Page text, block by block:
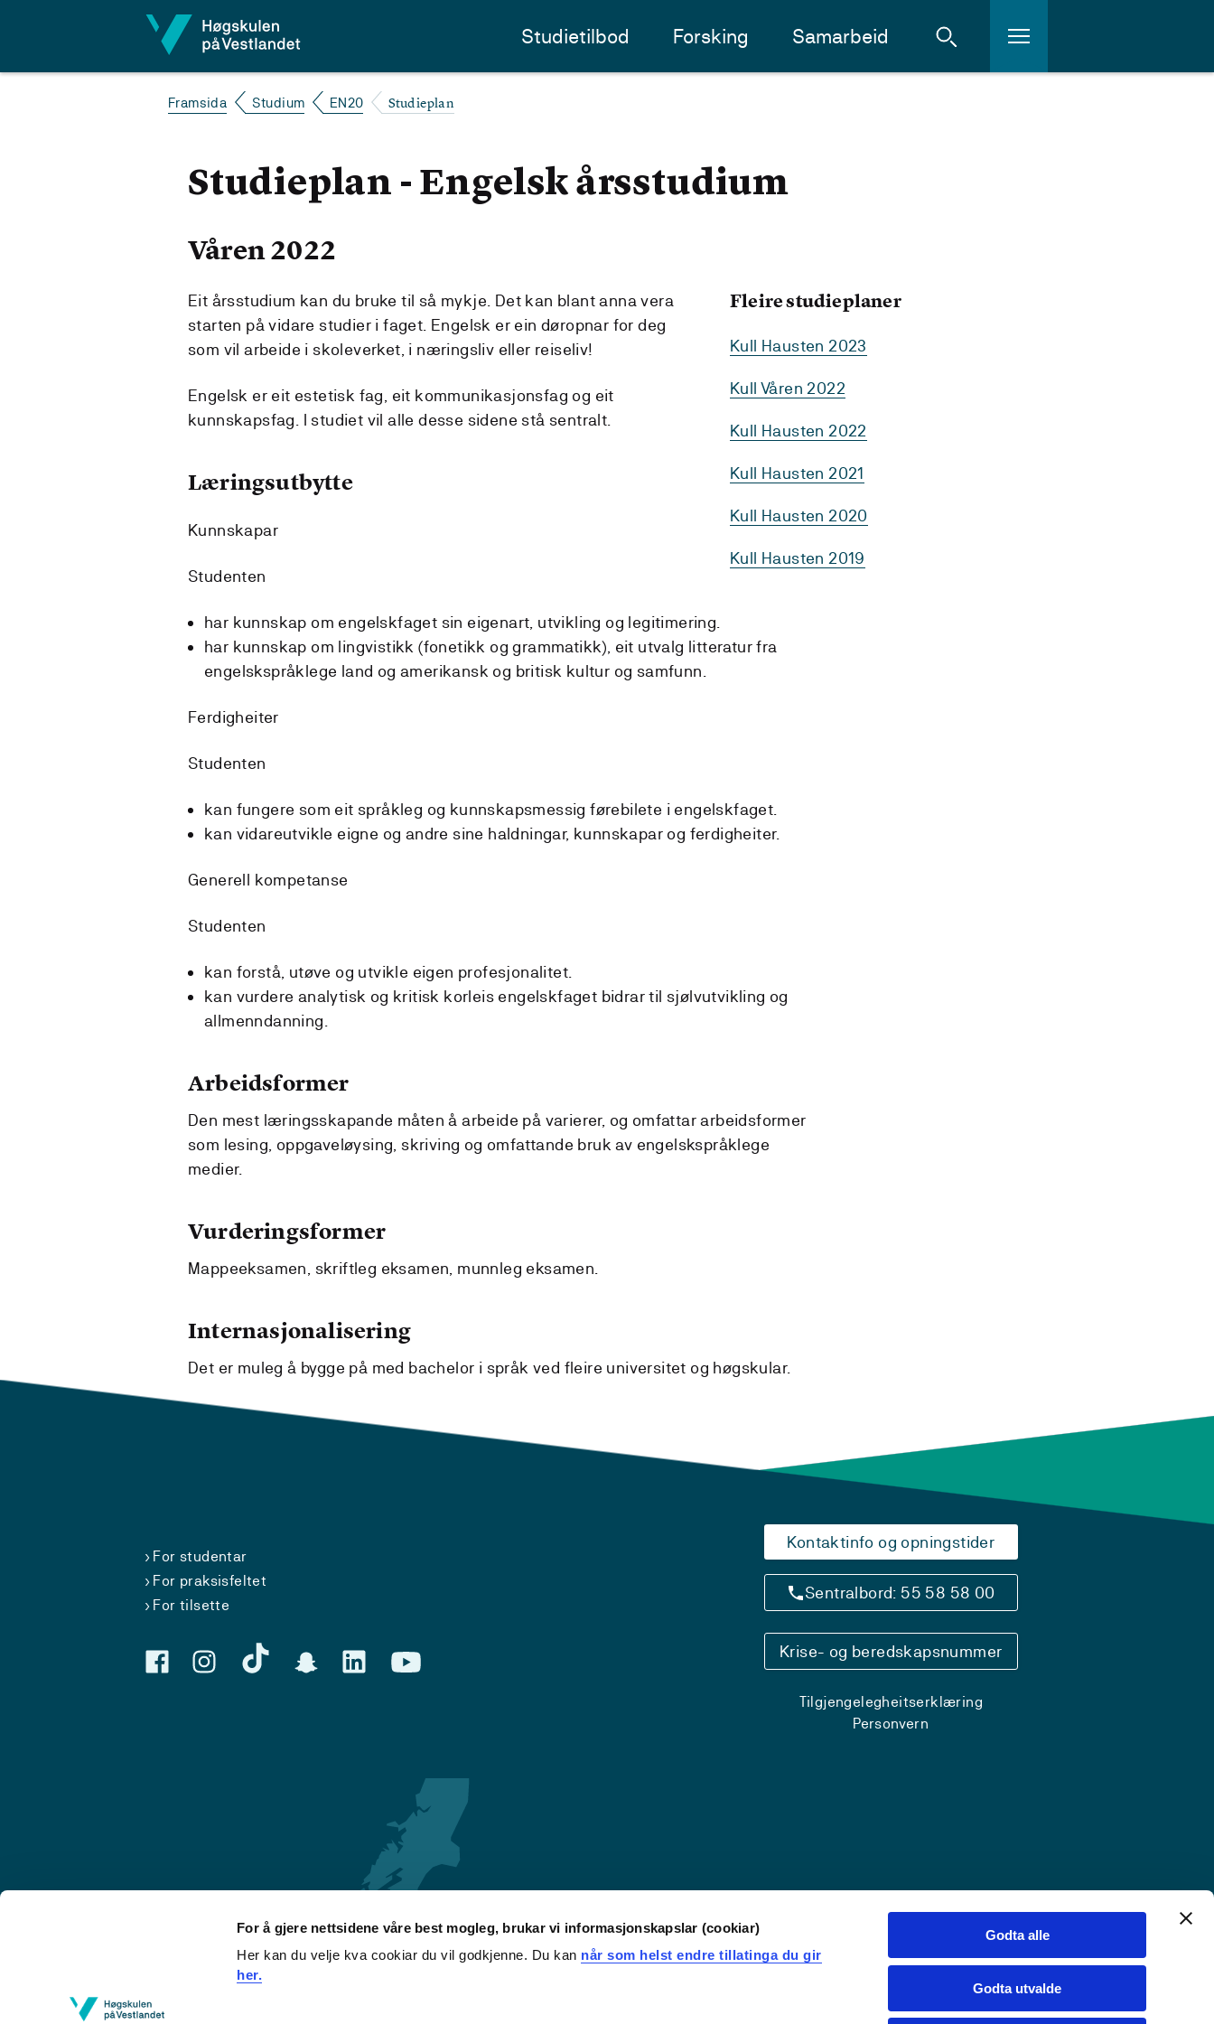
For å gjere nettsidene våre best mogleg, brukar vi informasjonskapslar (cookiar)
Her kan du velje kva cookiar du vil godkjenne. Du kan når som helst endre tillatinga du gir
her.
Godta alle
Godta utvalde
Studietilbod Forsking Samarbeid
Framsida Studium EN20 Studieplan
Studieplan - Engelsk årsstudium
Våren 2022
Fleire studieplaner
Kull Hausten 2023
Kull Våren 2022
Kull Hausten 2022
Kull Hausten 2021
Kull Hausten 2020
Kull Hausten 2019
Eit årsstudium kan du bruke til så mykje. Det kan blant anna vera
starten på vidare studier i faget. Engelsk er ein døropnar for deg
som vil arbeide i skoleverket, i næringsliv eller reiseliv!
Engelsk er eit estetisk fag, eit kommunikasjonsfag og eit
kunnskapsfag. I studiet vil alle desse sidene stå sentralt.
Læringsutbytte
Kunnskapar
Studenten
har kunnskap om engelskfaget sin eigenart, utvikling og legitimering.
har kunnskap om lingvistikk (fonetikk og grammatikk), eit utvalg litteratur fra
engelskspråklege land og amerikansk og britisk kultur og samfunn.
Ferdigheiter
Studenten
kan fungere som eit språkleg og kunnskapsmessig førebilete i engelskfaget.
kan vidareutvikle eigne og andre sine haldningar, kunnskapar og ferdigheiter.
Generell kompetanse
Studenten
kan forstå, utøve og utvikle eigen profesjonalitet.
kan vurdere analytisk og kritisk korleis engelskfaget bidrar til sjølvutvikling og
allmenndanning.
Arbeidsformer
Den mest læringsskapande måten å arbeide på varierer, og omfattar arbeidsformer
som lesing, oppgaveløysing, skriving og omfattande bruk av engelskspråklege
medier.
Vurderingsformer
Mappeeksamen, skriftleg eksamen, munnleg eksamen.
Internasjonalisering
Det er muleg å bygge på med bachelor i språk ved fleire universitet og høgskular.
For studentar
For praksisfeltet
For tilsette
Kontaktinfo og opningstider
Sentralbord: 55 58 58 00
Krise- og beredskapsnummer
Tilgjengelegheitserklæring
Personvern